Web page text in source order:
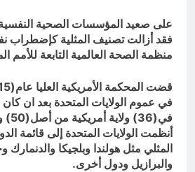
على صعيد المؤسسات الصحية
فقد أزالت تصنيف المثلية كإضطراب
منظمة الصحة العالمية التابعة للأمم
في عموم الولايات المتحدة بعد ان
أنظمت الولايات المتحدة إلى قائمة
المثلي مثل هولندا وبلجيكا والدنمارك
والبرازيل ودول أخرى.